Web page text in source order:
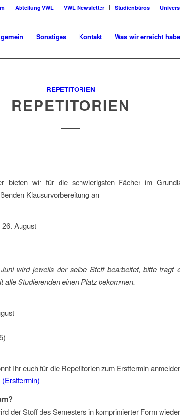
Abteilung VWL VWL Newsletter Studienbüros
Sonstiges Kontakt Was wir erreicht
REPETITORIEN
REPETITORIEN
bieten wir für die schwierigsten Fächer im
Klausurvorbereitung an.
26. August
wird jeweils der selbe Stoff bearbeitet, bitte tragt
alle Studierenden einen Platz bekommen.
Ihr euch für die Repetitorien zum Ersttermin
der Stoff des Semesters in komprimierter Form